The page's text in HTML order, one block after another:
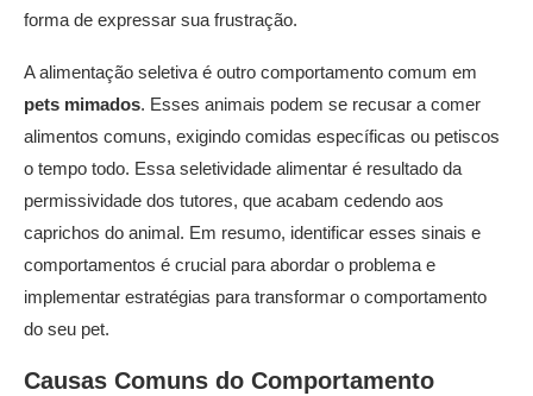
forma de expressar sua frustração.
A alimentação seletiva é outro comportamento comum em
pets mimados. Esses animais podem se recusar a comer
alimentos comuns, exigindo comidas específicas ou petiscos
o tempo todo. Essa seletividade alimentar é resultado da
permissividade dos tutores, que acabam cedendo aos
caprichos do animal. Em resumo, identificar esses sinais e
comportamentos é crucial para abordar o problema e
implementar estratégias para transformar o comportamento
do seu pet.
Causas Comuns do Comportamento